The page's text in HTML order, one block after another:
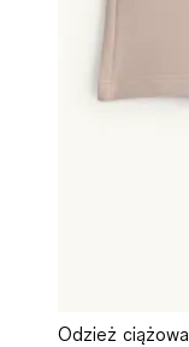
Odzież ciążowa